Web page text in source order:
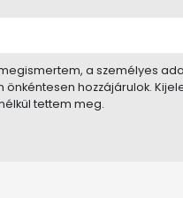
a személyes
hozzájárulok.
tettem meg.